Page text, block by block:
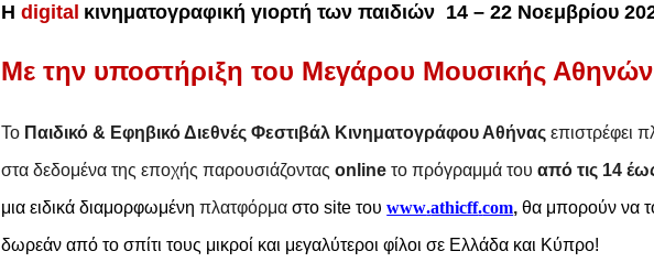
Hdigital κινηματογραφική γιορτή των παιδιών 14 – 22 Νοεμβρίου
Με την υποστήριξητου Μεγάρου Μουσικής Αθηνών
Το Παιδικό & Εφηβικό Διεθνές Φεστιβάλ Κινηματογράφου Αθήνας επιστρέφει
στα δεδομένα της εποχής παρουσιάζονταςonline το πρόγραμμά τουαπό τις 14
μια ειδικά διαμορφωμένηπλατφόρμα στosite του www.athicff.com,θα μπορούν να
δωρεάναπό το σπίτι τους μικροί και μεγαλύτεροι φίλοι σε Ελλάδα και Κύπρο!